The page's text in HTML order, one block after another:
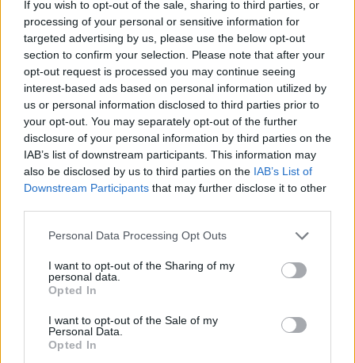
If you wish to opt-out of the sale, sharing to third parties, or
processing of your personal or sensitive information for
targeted advertising by us, please use the below opt-out
section to confirm your selection. Please note that after your
opt-out request is processed you may continue seeing
interest-based ads based on personal information utilized by
us or personal information disclosed to third parties prior to
your opt-out. You may separately opt-out of the further
disclosure of your personal information by third parties on the
IAB’s list of downstream participants. This information may
also be disclosed by us to third parties on the IAB’s List of
Downstream Participants that may further disclose it to other
Personal Data Processing Opt Outs
I want to opt-out of the Sharing of my
personal data.
Opted In
I want to opt-out of the Sale of my
Personal Data.
Opted In
2026. július 31., péntek
Migrációs válság Ceutában: több
tízezer határsértő jutott be a